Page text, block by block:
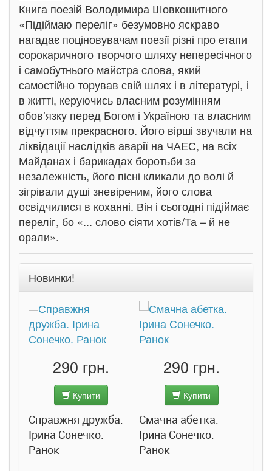
Книга поезій Володимира Шовкошитного
«Підіймаю переліг» безумовно яскраво
нагадає поціновувачам поезії різні про етапи
сорокаричного творчого шляху непересічного
і самобутнього майстра слова, який
самостійно торував свій шлях і в літературі, і
в житті, керуючись власним розумінням
обов’язку перед Богом і Україною та власним
відчуттям прекрасного. Його вірші звучали на
ліквідації наслідків аварії на ЧАЕС, на всіх
Майданах і барикадах боротьби за
незалежність, його пісні кликали до волі й
зігрівали душі зневіреним, його слова
освідчилися в коханні. Він і сьогодні підіймає
переліг, бо «... слово сіяти хотів/Та – й не
орали».
Новинки!
290 грн.
Купити
Справжня дружба.
Ірина Сонечко.
Ранок
290 грн.
Купити
Смачна абетка.
Ірина Сонечко.
Ранок